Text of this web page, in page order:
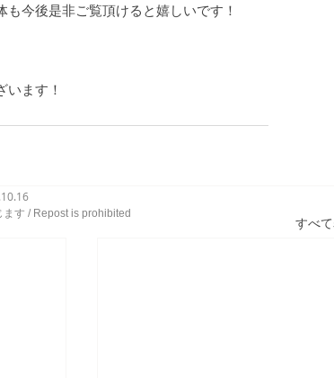
今後是非ご覧頂けると嬉しいです！
ます！
すべ
す / Repost is prohibited